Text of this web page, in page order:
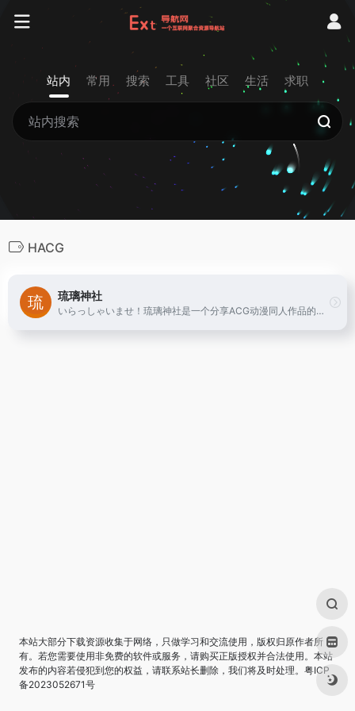
站内 常用 搜索 工具 社区 生活 求职
HACG
琉璃神社
いらっしゃいませ！琉璃神社是一个分享ACG动漫同人作品的有爱社团,在这里你能找到很多欢乐。
本站大部分下载资源收集于网络，只做学习和交流使用，版权归原作者所
有。若您需要使用非免费的软件或服务，请购买正版授权并合法使用。本站
发布的内容若侵犯到您的权益，请联系站长删除，我们将及时处理。 粤ICP
备2023052671号